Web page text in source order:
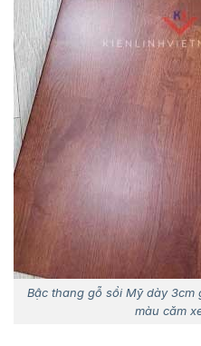
Bậc thang gỗ sồi Mỹ dày 3cm
màu căm